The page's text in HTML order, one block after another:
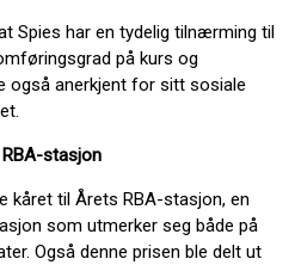
Spies har en tydelig tilnærming til
på kurs og
også anerkjent for sitt sosiale
stasjon
kåret til Årets RBA-stasjon, en
som utmerker seg både på
Også denne prisen ble delt ut